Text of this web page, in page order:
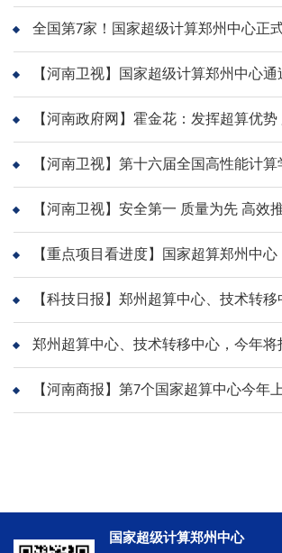
平台资源
解决方案
用户中心
科学研究
党的建设
【河南卫视】国家超级计算郑州中心通
郑州超算中心、技术转移中心，今年将
国家超级计算郑州中心